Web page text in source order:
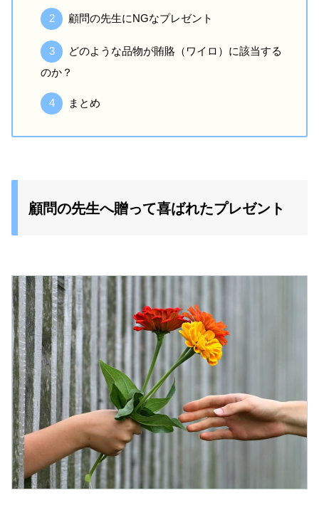
顧問の先生にNGなプレゼント
どのような品物が賄賂（ワイロ）に該当する
のか？
まとめ
顧問の先生へ贈って喜ばれたプレゼント